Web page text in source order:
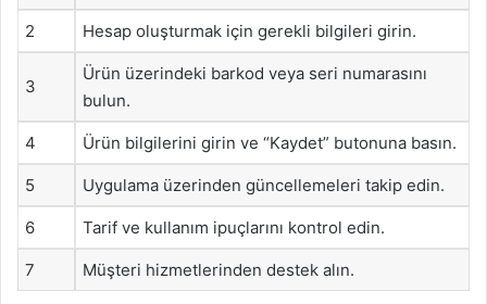
2 Hesap oluşturmak için gerekli bilgileri girin.
3
Ürün üzerindeki barkod veya seri numarasını
bulun.
4 Ürün bilgilerini girin ve “Kaydet” butonuna basın.
5 Uygulama üzerinden güncellemeleri takip edin.
6 Tarif ve kullanım ipuçlarını kontrol edin.
7 Müşteri hizmetlerinden destek alın.